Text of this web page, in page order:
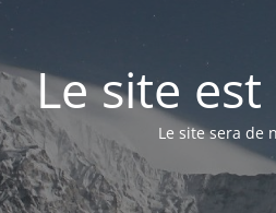
Le site
Le site sera de